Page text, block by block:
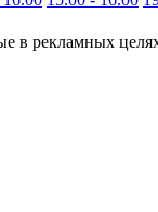
в рекламных